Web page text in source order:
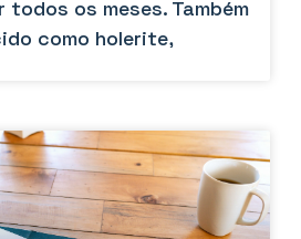
os meses. Também
como holerite,